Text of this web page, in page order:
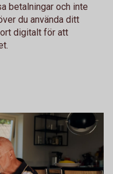
betalningar och inte
du använda ditt
digitalt för att